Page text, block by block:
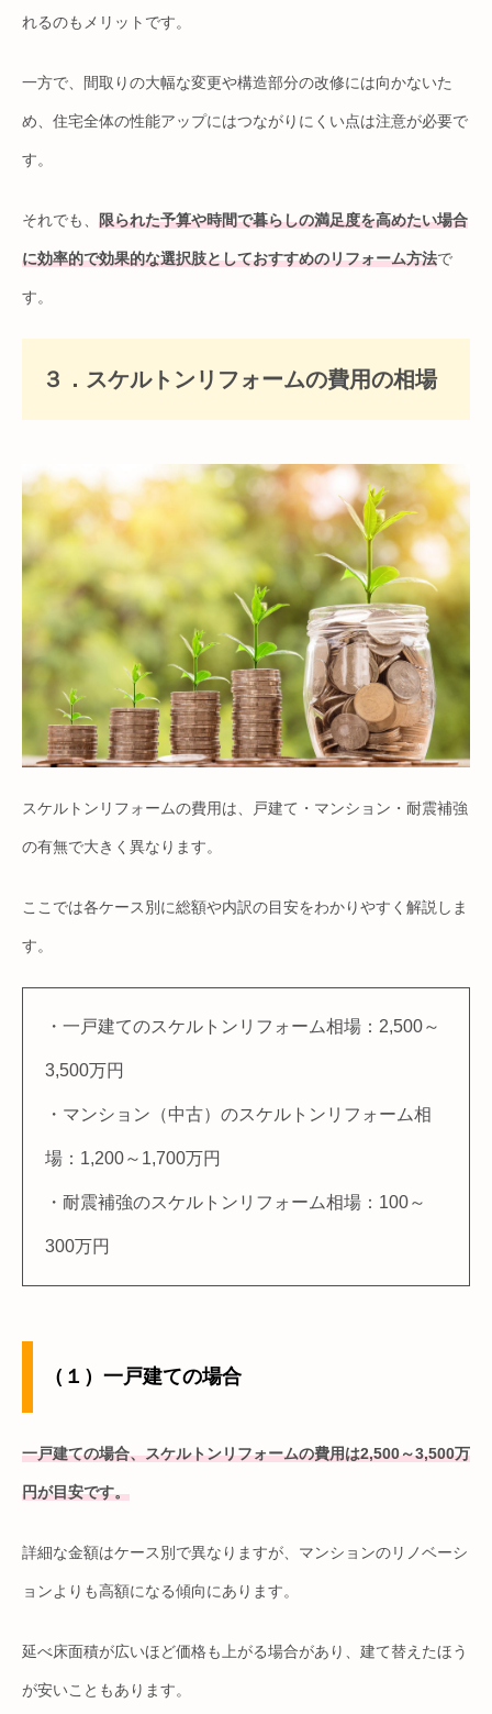
れるのもメリットです。
一方で、間取りの大幅な変更や構造部分の改修には向かないた
め、住宅全体の性能アップにはつながりにくい点は注意が必要で
す。
それでも、 限られた予算や時間で暮らしの満足度を高めたい場合
に効率的で効果的な選択肢としておすすめのリフォーム方法で
す。
３．スケルトンリフォームの費用の相場
スケルトンリフォームの費用は、戸建て・マンション・耐震補強
の有無で大きく異なります。
ここでは各ケース別に総額や内訳の目安をわかりやすく解説しま
す。
・一戸建てのスケルトンリフォーム相場：2,500～
3,500万円
・マンション（中古）のスケルトンリフォーム相
場：1,200～1,700万円
・耐震補強のスケルトンリフォーム相場：100～
300万円
（１）一戸建ての場合
一戸建ての場合、スケルトンリフォームの費用は2,500～3,500万
円が目安です。
詳細な金額はケース別で異なりますが、マンションのリノベーシ
ョンよりも高額になる傾向にあります。
延べ床面積が広いほど価格も上がる場合があり、建て替えたほう
が安いこともあります。